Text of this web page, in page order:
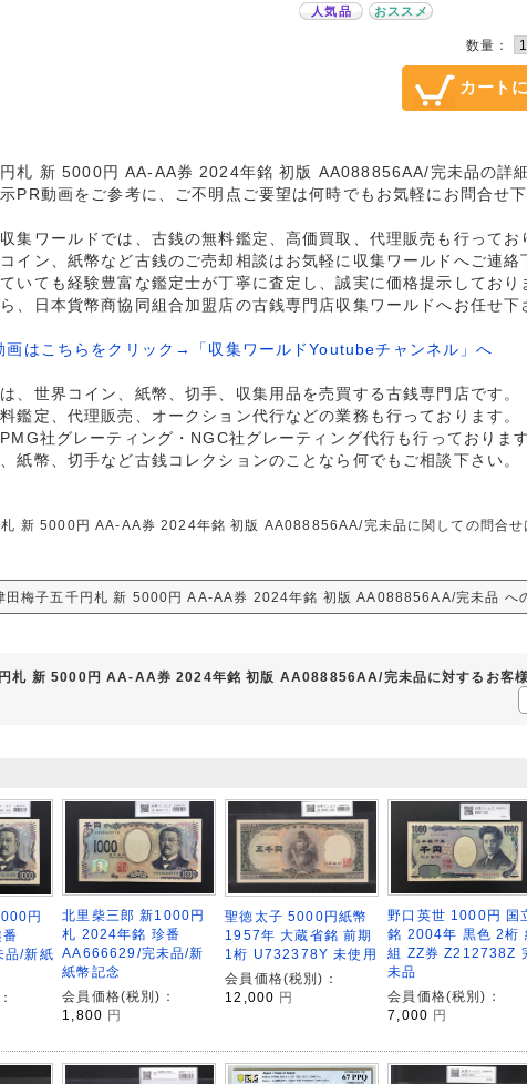
人気品 おススメ
数量：
札 新 5000円 AA-AA券 2024年銘 初版 AA088856AA/完未品の詳細
PR動画をご参考に、ご不明点ご要望は何時でもお気軽にお問合せ下
集ワールドでは、古銭の無料鑑定、高価買取、代理販売も行ってお
イン、紙幣など古銭のご売却相談はお気軽に収集ワールドへご連絡
いても経験豊富な鑑定士が丁寧に査定し、誠実に価格提示しており
、日本貨幣商協同組合加盟店の古銭専門店収集ワールドへお任せ下
画はこちらをクリック→「収集ワールドYoutubeチャンネル」へ
、世界コイン、紙幣、切手、収集用品を売買する古銭専門店です。
鑑定、代理販売、オークション代行などの業務も行っております。
社グレーティング・NGC社グレーティング代行も行っております
紙幣、切手など古銭コレクションのことなら何でもご相談下さい。
新 5000円 AA-AA券 2024年銘 初版 AA088856AA/完未品に関しての問合せ
田梅子五千円札 新 5000円 AA-AA券 2024年銘 初版 AA088856AA/完未品 へ
札 新 5000円 AA-AA券 2024年銘 初版 AA088856AA/完未品に対するお客
円
品/新紙
北里柴三郎 新1000円
札 2024年銘 珍番
AA666629/完未品/新
紙幣記念
会員価格(税別)：
1,800 円
聖徳太子 5000円紙幣
1957年 大蔵省銘 前期
1桁 U732378Y 未使用
会員価格(税別)：
12,000 円
野口英世 1000円 国
銘 2004年 黒色 2桁
組 ZZ券 Z212738Z
未品
会員価格(税別)：
7,000 円